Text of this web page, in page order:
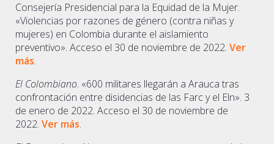
Consejería Presidencial para la Equidad de la Mujer.
«Violencias por razones de género (contra niñas y
mujeres) en Colombia durante el aislamiento
preventivo». Acceso el 30 de noviembre de 2022. Ver
más.
El Colombiano. «600 militares llegarán a Arauca tras
confrontación entre disidencias de las Farc y el Eln». 3
de enero de 2022. Acceso el 30 de noviembre de
2022. Ver más.